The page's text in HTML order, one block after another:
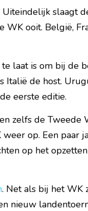
slaagt
ooit. België,
laat is om bij de
Italië de host.
eerste editie.
zelfs de Tweede
op. Een paar
op het
. Net als bij het WK
nieuw